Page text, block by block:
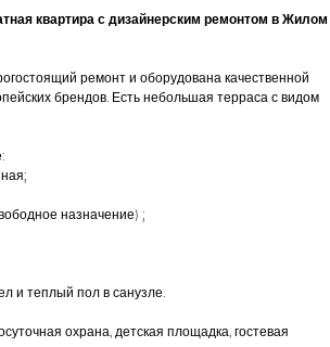
квартира с дизайнерским ремонтом в Жилом
ремонт и оборудована качественной
брендов. Есть небольшая терраса с видом
назначение) ;
и теплый пол в санузле.
охрана, детская площадка, гостевая